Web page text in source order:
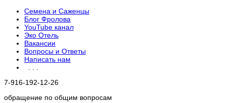
Семена и Саженцы
Блог Фролова
YouTube канал
Эко Отель
Вакансии
Вопросы и Ответы
Написать нам
7-916-192-12-26
обращение по общим вопросам